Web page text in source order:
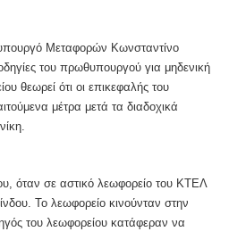
Μεταφορών Κωνσταντίνο
του πρωθυπουργού για μηδενική
θεωρεί ότι οι επικεφαλής του
μέτρα μετά τα διαδοχικά
όταν σε αστικό λεωφορείο του ΚΤΕΛ
Το λεωφορείο κινούνταν στην
του λεωφορείου κατάφεραν να